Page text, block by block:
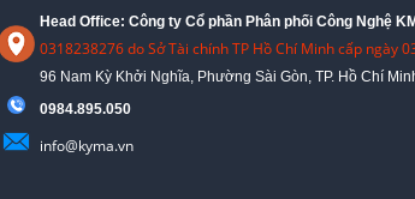
Head Office: Công ty Cổ phần Phân phối Công Nghệ
0318238276 do Sở Tài chính TP Hồ Chí Minh cấp ngày
96 Nam Kỳ Khởi Nghĩa, Phường Sài Gòn, TP. Hồ Chí
0984.895.050
info@kyma.vn